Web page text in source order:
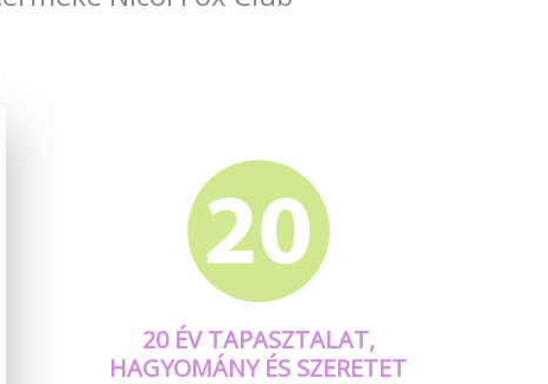
20 ÉV TAPASZTALAT,
HAGYOMÁNY ÉS SZERETET